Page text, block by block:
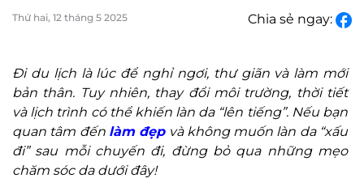
Thứ hai, 12 tháng 5 2025 Chia sẻ ngay:
Đi du lịch là lúc để nghỉ ngơi, thư giãn và làm mới
bản thân. Tuy nhiên, thay đổi môi trường, thời tiết
và lịch trình có thể khiến làn da “lên tiếng”. Nếu bạn
quan tâm đến làm đẹpvà không muốn làn da “xấu
đi” sau mỗi chuyến đi, đừng bỏ qua những mẹo
chăm sóc da dưới đây!